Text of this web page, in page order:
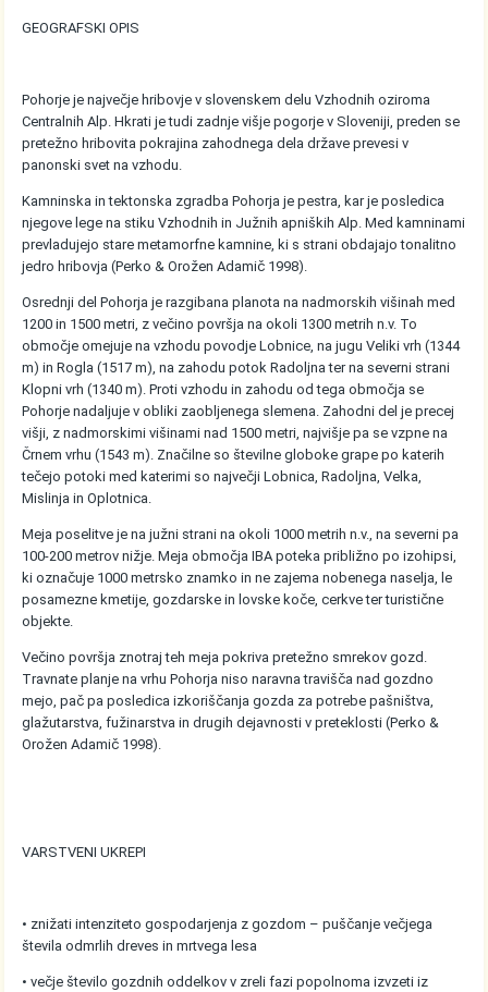
GEOGRAFSKI OPIS
Pohorje je največje hribovje v slovenskem delu Vzhodnih oziroma
Centralnih Alp. Hkrati je tudi zadnje višje pogorje v Sloveniji, preden se
pretežno hribovita pokrajina zahodnega dela države prevesi v
panonski svet na vzhodu.
Kamninska in tektonska zgradba Pohorja je pestra, kar je posledica
njegove lege na stiku Vzhodnih in Južnih apniških Alp. Med kamninami
prevladujejo stare metamorfne kamnine, ki s strani obdajajo tonalitno
jedro hribovja (Perko & Orožen Adamič 1998).
Osrednji del Pohorja je razgibana planota na nadmorskih višinah med
1200 in 1500 metri, z večino površja na okoli 1300 metrih n.v. To
območje omejuje na vzhodu povodje Lobnice, na jugu Veliki vrh (1344
m) in Rogla (1517 m), na zahodu potok Radoljna ter na severni strani
Klopni vrh (1340 m). Proti vzhodu in zahodu od tega območja se
Pohorje nadaljuje v obliki zaobljenega slemena. Zahodni del je precej
višji, z nadmorskimi višinami nad 1500 metri, najvišje pa se vzpne na
Črnem vrhu (1543 m). Značilne so številne globoke grape po katerih
tečejo potoki med katerimi so največji Lobnica, Radoljna, Velka,
Mislinja in Oplotnica.
Meja poselitve je na južni strani na okoli 1000 metrih n.v., na severni pa
100-200 metrov nižje. Meja območja IBA poteka približno po izohipsi,
ki označuje 1000 metrsko znamko in ne zajema nobenega naselja, le
posamezne kmetije, gozdarske in lovske koče, cerkve ter turistične
objekte.
Večino površja znotraj teh meja pokriva pretežno smrekov gozd.
Travnate planje na vrhu Pohorja niso naravna travišča nad gozdno
mejo, pač pa posledica izkoriščanja gozda za potrebe pašništva,
glažutarstva, fužinarstva in drugih dejavnosti v preteklosti (Perko &
Orožen Adamič 1998).
VARSTVENI UKREPI
• znižati intenziteto gospodarjenja z gozdom – puščanje večjega
števila odmrlih dreves in mrtvega lesa
• večje število gozdnih oddelkov v zreli fazi popolnoma izvzeti iz